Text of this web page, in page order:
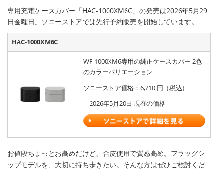
専用充電ケースカバー「HAC-1000XM6C」の発売は2026年5月29
日金曜日。ソニーストアでは先行予約販売を開始しています。
HAC-1000XM6C
WF-1000XM6専用の純正ケースカバー 2色
のカラーバリエーション
ソニーストア価格：6,710 円（税込）
2026年5月20日 現在の価格
お値段ちょっとお高めだけど、合皮使用で質感高め。フラッグシ
ップモデルを、大切に持ち歩きたい。そんな方はぜひご検討くだ